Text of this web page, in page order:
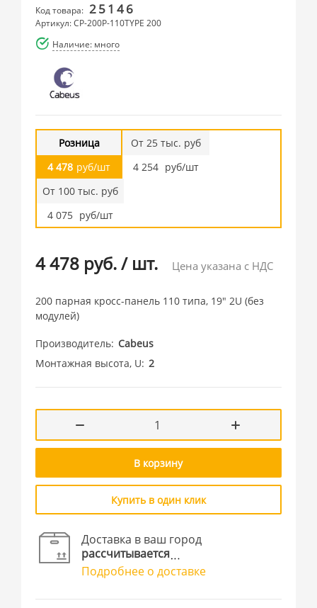
Код товара: 25146
Артикул: CP-200P-110TYPE 200
Наличие: много
Розница
4 478 руб/шт
От 25 тыс. руб
4 254 руб/шт
От 100 тыс. руб
4 075 руб/шт
4 478 руб./ шт. Цена указана с НДС
200 парная кросс-панель 110 типа, 19" 2U (без
модулей)
Производитель Cabeus
Монтажная высота, U 2
В корзину
Купить в один клик
Доставка в ваш город
рассчитывается
Подробнее о доставке